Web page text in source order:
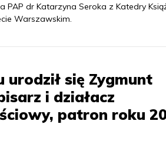
PAP dr Katarzyna Seroka z Katedry
Warszawskim.
urodził się Zygmunt
i działacz
patron roku